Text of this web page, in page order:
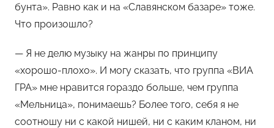
бунта». Равно как и на «Славянском базаре» тоже.
Что произошло?
— Я не делю музыку на жанры по принципу
«хорошо-плохо». И могу сказать, что группа «ВИА
ГРА» мне нравится гораздо больше, чем группа
«Мельница», понимаешь? Более того, себя я не
соотношу ни с какой нишей, ни с каким кланом, ни